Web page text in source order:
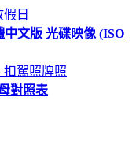
日
中文版 光碟映像 (ISO
扣駕照牌照
對照表